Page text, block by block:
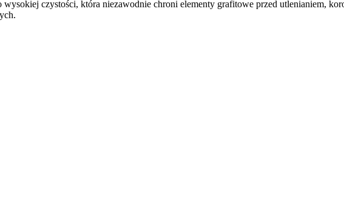
czystości, która niezawodnie chroni elementy grafitowe przed utlenianiem,